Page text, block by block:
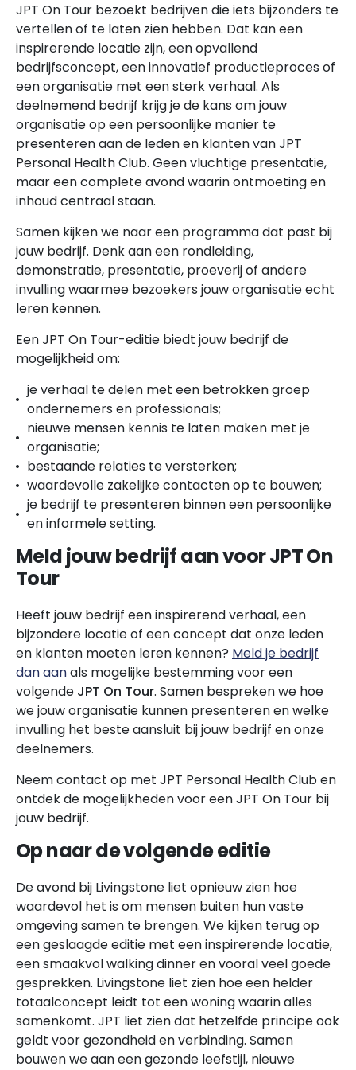
JPT On Tour bezoekt bedrijven die iets bijzonders te
vertellen of te laten zien hebben. Dat kan een
inspirerende locatie zijn, een opvallend
bedrijfsconcept, een innovatief productieproces of
een organisatie met een sterk verhaal. Als
deelnemend bedrijf krijg je de kans om jouw
organisatie op een persoonlijke manier te
presenteren aan de leden en klanten van JPT
Personal Health Club. Geen vluchtige presentatie,
maar een complete avond waarin ontmoeting en
inhoud centraal staan.
Samen kijken we naar een programma dat past bij
jouw bedrijf. Denk aan een rondleiding,
demonstratie, presentatie, proeverij of andere
invulling waarmee bezoekers jouw organisatie echt
leren kennen.
Een JPT On Tour-editie biedt jouw bedrijf de
mogelijkheid om:
je verhaal te delen met een betrokken groep
ondernemers en professionals;
nieuwe mensen kennis te laten maken met je
organisatie;
bestaande relaties te versterken;
waardevolle zakelijke contacten op te bouwen;
je bedrijf te presenteren binnen een persoonlijke
en informele setting.
Meld jouw bedrijf aan voor JPT On
Tour
Heeft jouw bedrijf een inspirerend verhaal, een
bijzondere locatie of een concept dat onze leden
en klanten moeten leren kennen? Meld je bedrijf
dan aanals mogelijke bestemming voor een
volgende JPT On Tour. Samen bespreken we hoe
we jouw organisatie kunnen presenteren en welke
invulling het beste aansluit bij jouw bedrijf en onze
deelnemers.
Neem contact op met JPT Personal Health Club en
ontdek de mogelijkheden voor een JPT On Tour bij
jouw bedrijf.
Op naar de volgende editie
De avond bij Livingstone liet opnieuw zien hoe
waardevol het is om mensen buiten hun vaste
omgeving samen te brengen. We kijken terug op
een geslaagde editie met een inspirerende locatie,
een smaakvol walking dinner en vooral veel goede
gesprekken. Livingstone liet zien hoe een helder
totaalconcept leidt tot een woning waarin alles
samenkomt. JPT liet zien dat hetzelfde principe ook
geldt voor gezondheid en verbinding. Samen
bouwen we aan een gezonde leefstijl, nieuwe